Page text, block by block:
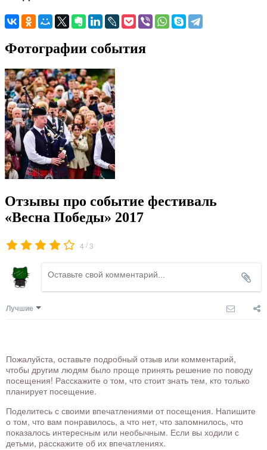
Фотографии события
Отзывы про событие фестиваль
«Весна Победы» 2017
4 /3
Лучшие
Пожалуйста, оставьте подробный отзыв или комментарий,
чтобы другим людям было проще принять решение по поводу
посещения! Расскажите о том, что стоит знать тем, кто только
планирует посещение.
Поделитесь с своими впечатлениями от посещения. Напишите
о том, что вам понравилось, а что нет, что запомнилось, что
показалось интересным или необычным. Если вы ходили с
детьми, расскажите об их впечатлениях.